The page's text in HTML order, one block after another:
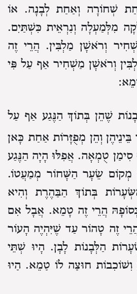
שְׁחוֹרָה וְאַחַת לְבָנָה. אוֹ
מִלְּמַעְלָה וְנִרְאֵית כִּשְׁתַּיִם.
וְרֹאשָׁן מַלְבִּין. הֲרֵי זֶה
וְרֹאשָׁן מַשְׁחִיר אַף עַל פִּי
שֶׁהֵן בְּתוֹךְ הַנֶּגַע אַף עַל
וְהֵן מְפֻזָּרוֹת אַחַת כָּאן
טֻמְאָה. אֲפִלּוּ הָיָה הַנֶּגַע
מְקוֹם שֵׂעָר הַשָּׁחוֹר מְמַעֲטוֹ.
בְּתוֹךְ הַבַּהֶרֶת וְהִיא
הֲרֵי זֶה טָמֵא. אֲבָל אִם
זֶה טָהוֹר עַד שֶׁיִּהְיֶה הָעוֹר
הַלְּבָנוֹת לָבָן. הָיוּ שְׁתֵּי
חוּצָה לוֹ טָמֵא. הָיוּ